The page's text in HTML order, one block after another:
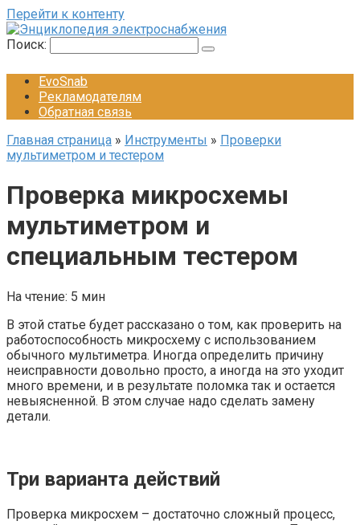
Перейти к контенту
Поиск:
EvoSnab
Рекламодателям
Обратная связь
Главная страница » Инструменты » Проверки
мультиметром и тестером
Проверка микросхемы
мультиметром и
специальным тестером
На чтение: 5 мин
В этой статье будет рассказано о том, как проверить на
работоспособность микросхему с использованием
обычного мультиметра. Иногда определить причину
неисправности довольно просто, а иногда на это уходит
много времени, и в результате поломка так и остается
невыясненной. В этом случае надо сделать замену
детали.
Три варианта действий
Проверка микросхем – достаточно сложный процесс,